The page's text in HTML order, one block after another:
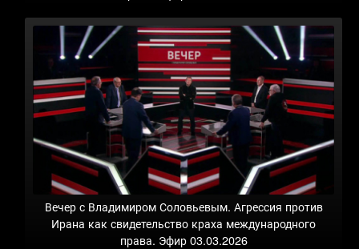
Вечер с Владимиром Соловьевым. Агрессия против
Ирана как свидетельство краха международного
права. Эфир 03.03.2026